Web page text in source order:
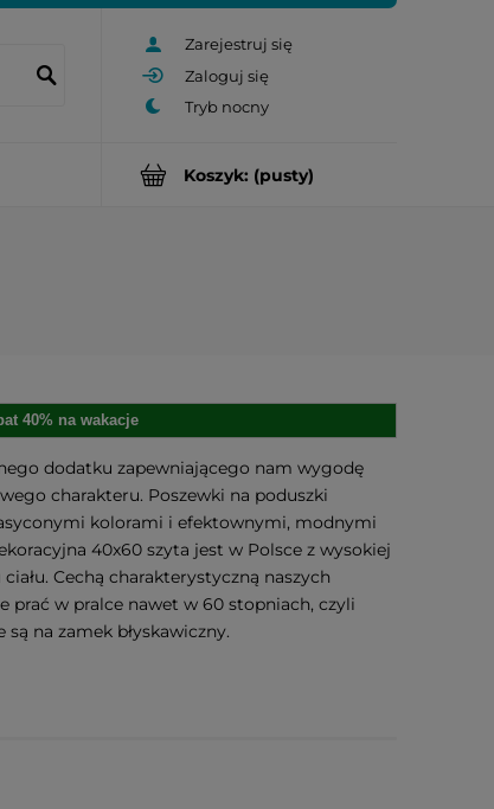
Zarejestruj się
Zaloguj się
Koszyk: (pusty)
40% na wakacje
dodatku zapewniającego nam wygodę
charakteru. Poszewki na poduszki
kolorami i efektownymi, modnymi
40x60 szyta jest w Polsce z wysokiej
Cechą charakterystyczną naszych
prać w pralce nawet w 60 stopniach, czyli
na zamek błyskawiczny.